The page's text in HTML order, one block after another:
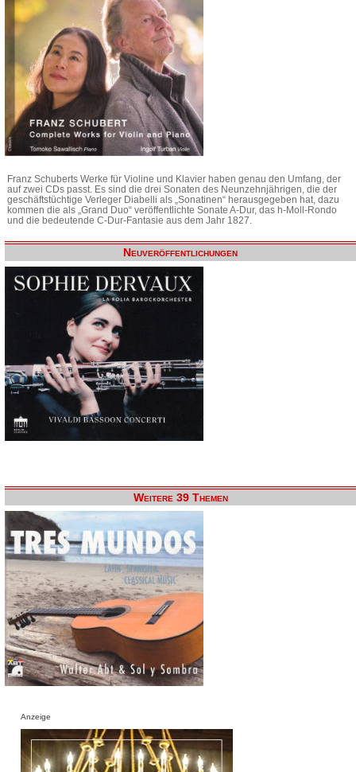
Franz Schuberts Werke für Violine und Klavier haben genau den Umfang, der
auf zwei CDs passt. Es sind die drei Sonaten des Neunzehnjährigen, die der
geschäftstüchtige Verleger Diabelli als „Sonatinen“ herausgegeben hat, dazu
kommen die als „Grand Duo“ veröffentlichte Sonate A-Dur, das h-Moll-Rondo
und die bedeutende C-Dur-Fantasie aus dem Jahr 1827.
Neuveröffentlichungen
Weitere 39 Themen
Anzeige